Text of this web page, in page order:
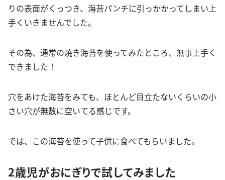
りの表面がくっつき、海苔パンチに引っかかってしまい上
手くいきませんでした。
その為、通常の焼き海苔を使ってみたところ、無事上手く
できました！
穴をあけた海苔をみても、ほとんど目立たないくらいの小
さい穴が無数に空いてる感じです。
では、この海苔を使って子供に食べてもらいました。
2歳児がおにぎりで試してみました